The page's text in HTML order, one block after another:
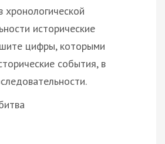
хронологической
исторические
цифры, которыми
события, в